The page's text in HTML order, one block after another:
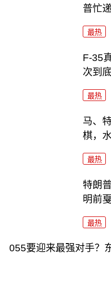
普忙
最热
F-35
次到
最热
马、
棋，
最热
特朗
明前
最热
055要迎来最强对手？